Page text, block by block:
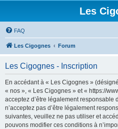
Les
FAQ
Les Cigognes Forum
Les Cigognes - Inscription
En accédant à « Les Cigognes »
« nos », « Les Cigognes » et « https://
acceptez d’être légalement responsable
n’acceptez pas d’être légalement
suivantes, veuillez ne pas utiliser et
pouvons modifier ces conditions à